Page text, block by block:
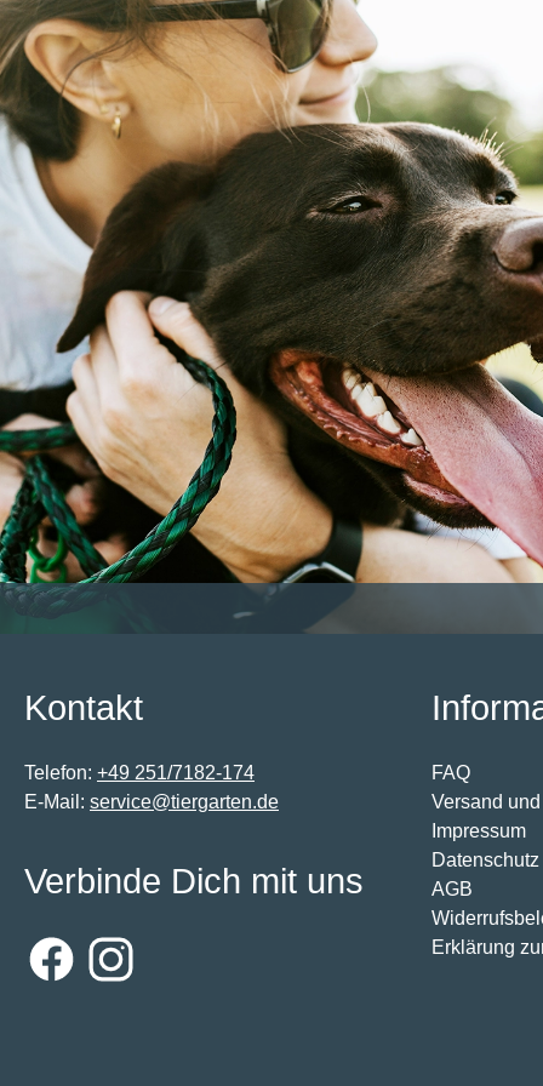
Kontakt
Telefon: +49 251/7182-174
E-Mail: service@tiergarten.de
FAQ
Versand
Impressum
Datenschutz
AGB
Erklärung
Verbinde Dich mit uns
FacebookInstagram